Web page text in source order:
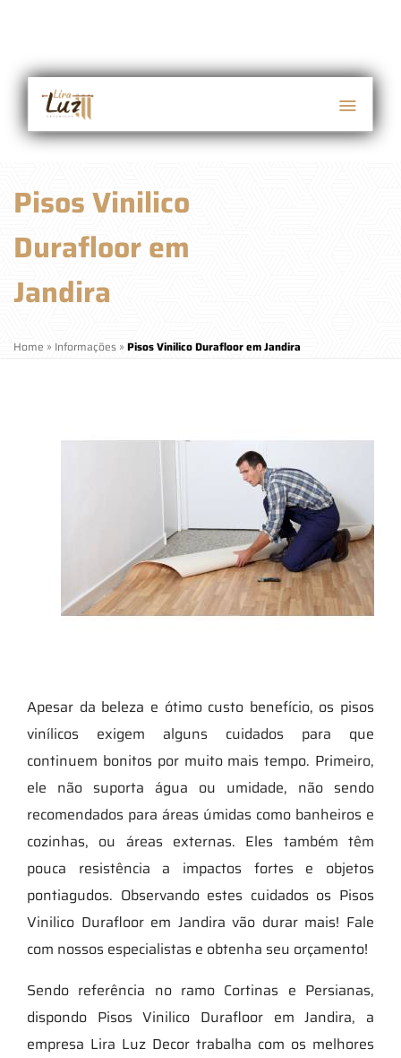
Pisos Vinilico
Durafloor em
Jandira
Home » Informações » Pisos Vinilico Durafloor em Jandira
Apesar da beleza e ótimo custo benefício, os pisos
vinílicos exigem alguns cuidados para que
continuem bonitos por muito mais tempo. Primeiro,
ele não suporta água ou umidade, não sendo
recomendados para áreas úmidas como banheiros e
cozinhas, ou áreas externas. Eles também têm
pouca resistência a impactos fortes e objetos
pontiagudos. Observando estes cuidados os Pisos
Vinilico Durafloor em Jandira vão durar mais! Fale
com nossos especialistas e obtenha seu orçamento!
Sendo referência no ramo Cortinas e Persianas,
dispondo Pisos Vinilico Durafloor em Jandira, a
empresa Lira Luz Decor trabalha com os melhores